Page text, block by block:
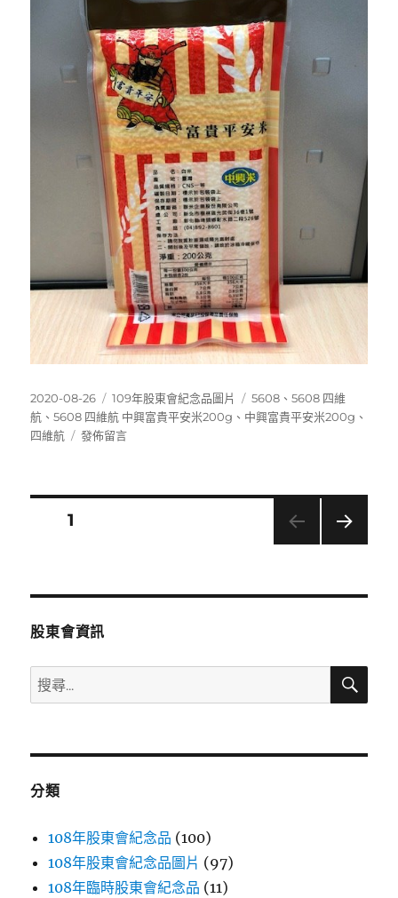
發
佈
日
2020-08-26
分
類
109年股東會紀念品圖片
標
籤
5608 、5608 四維
航 、5608 四維航 中興富貴平安米200g 、 中興富貴平安米200g 、
四維航
在
平
安
米
發佈留言
分
頁次1
股東會資訊
搜
尋
鍵
搜
分類
108年股東會紀念品 (100)
108年股東會紀念品圖片 (97)
108年臨時股東會紀念品 (11)